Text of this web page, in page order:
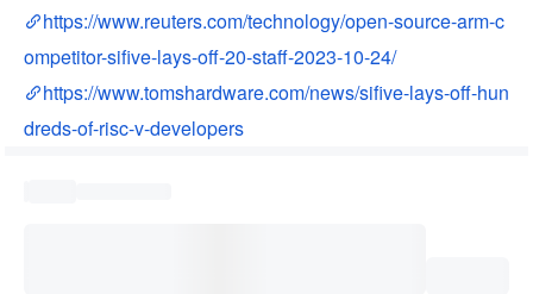
https://www.reuters.com/technology/open-source-arm-c
ompetitor-sifive-lays-off-20-staff-2023-10-24/
https://www.tomshardware.com/news/sifive-lays-off-hun
dreds-of-risc-v-developers